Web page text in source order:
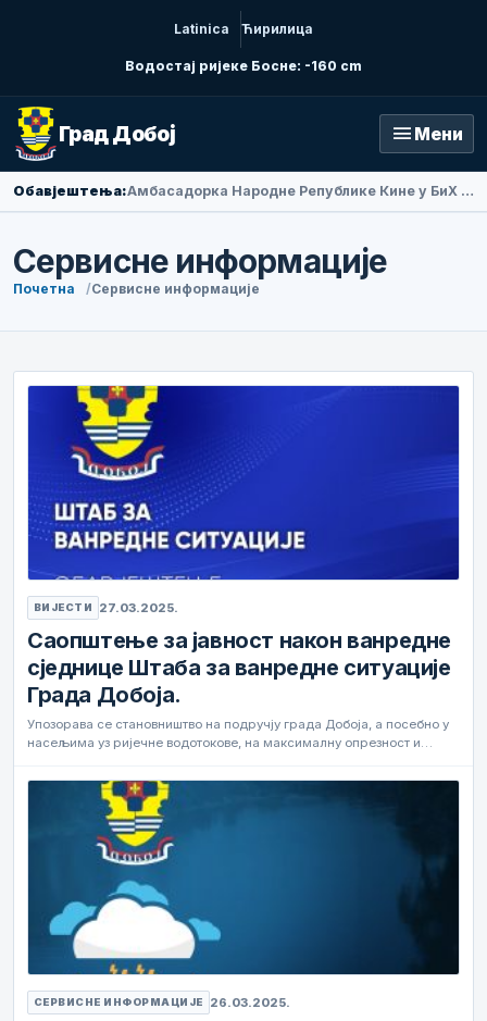
Latinica Ћирилица
Водостај ријеке Босне: -160 cm
Град Добој menu Мени
Обавјештења: Амбасадорка Народне Републике Кине у БиХ Ли Фан посјетила Добој
Сервисне информације
Почетна Сервисне информације
ВИЈЕСТИ 27.03.2025.
Саопштење за јавност након ванредне
сједнице Штаба за ванредне ситуације
Града Добоја.
Упозорава се становништво на подручју града Добоја, а посебно у
насељима уз ријечне водотокове, на максималну опрезност и…
СЕРВИСНЕ ИНФОРМАЦИЈЕ 26.03.2025.